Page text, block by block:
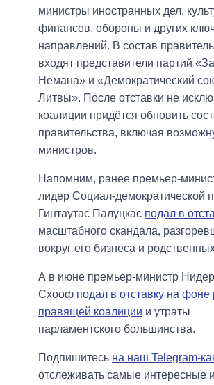
министры иностранных дел,
финансов, обороны и других
направлений. В состав
входят представители партий
Немана» и «Демократический
Литвы». После отставки не
коалиции придётся обновить
правительства, включая
министров.
Напомним, ранее премьер-
лидер Социал-демократической
Гинтаутас Палуцкас подал в
масштабного скандала,
вокруг его бизнеса и
А в июне премьер-министр
Схооф подал в отставку на фоне
правящей коалиции и утраты
парламентского большинства.
Подпишитесь на наш Telegram-
отслеживать самые интересные и